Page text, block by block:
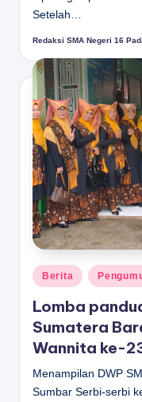
Setelah…
Posted
Redaksi SMA Negeri 16
Posted
in
Berita
Lomba
Sumatera
Wannita ke-
Menampilan DWP
Sumbar Serbi-serbi